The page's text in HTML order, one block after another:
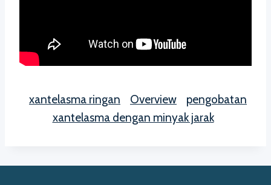
xantelasma ringan Overview
pengobatan
xantelasma dengan minyak jarak